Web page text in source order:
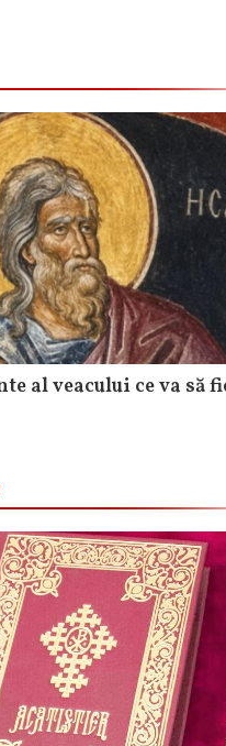
al veacului ce va să